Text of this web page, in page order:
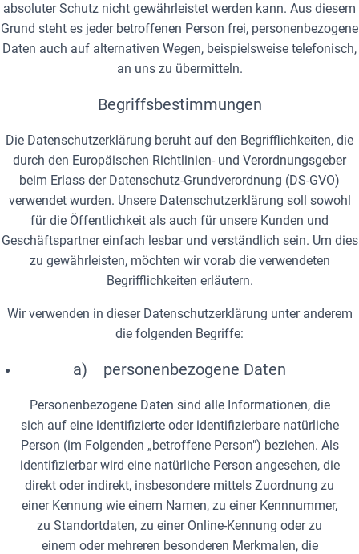
absoluter Schutz nicht gewährleistet werden kann. Aus diesem
Grund steht es jeder betroffenen Person frei, personenbezogene
Daten auch auf alternativen Wegen, beispielsweise telefonisch,
an uns zu übermitteln.
Begriffsbestimmungen
Die Datenschutzerklärung beruht auf den Begrifflichkeiten, die
durch den Europäischen Richtlinien- und Verordnungsgeber
beim Erlass der Datenschutz-Grundverordnung (DS-GVO)
verwendet wurden. Unsere Datenschutzerklärung soll sowohl
für die Öffentlichkeit als auch für unsere Kunden und
Geschäftspartner einfach lesbar und verständlich sein. Um dies
zu gewährleisten, möchten wir vorab die verwendeten
Begrifflichkeiten erläutern.
Wir verwenden in dieser Datenschutzerklärung unter anderem
die folgenden Begriffe:
a) personenbezogene Daten
Personenbezogene Daten sind alle Informationen, die
sich auf eine identifizierte oder identifizierbare natürliche
Person (im Folgenden „betroffene Person") beziehen. Als
identifizierbar wird eine natürliche Person angesehen, die
direkt oder indirekt, insbesondere mittels Zuordnung zu
einer Kennung wie einem Namen, zu einer Kennnummer,
zu Standortdaten, zu einer Online-Kennung oder zu
einem oder mehreren besonderen Merkmalen, die